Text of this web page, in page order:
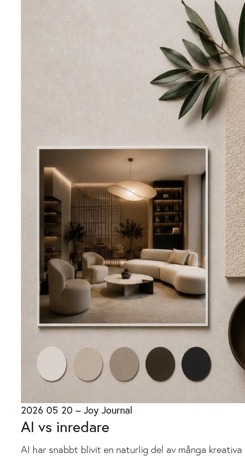
2026 05 20 – Joy Journal
AI vs inredare
AI har snabbt blivit en naturlig del av många